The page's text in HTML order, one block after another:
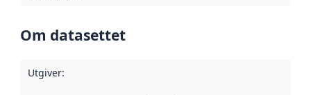
Om datasettet
Utgiver: